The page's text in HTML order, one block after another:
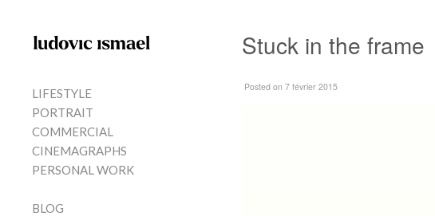
LIFESTYLE
PORTRAIT
COMMERCIAL
CINEMAGRAPHS
PERSONAL WORK
BLOG
Stuck in the frame
Posted on 7 février 2015